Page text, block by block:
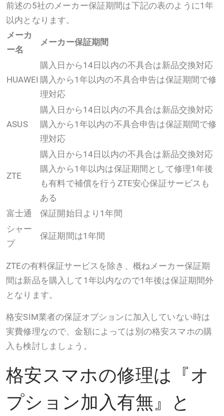
前述の5社のメーカー保証期間は下記の表のように1年
以内となります。
メーカ
ー名
メーカー保証期間
HUAWEI
購入日から14日以内の不具合は新品交換対応
購入から1年以内の不具合申告は保証期間で修
理対応
ASUS
購入日から14日以内の不具合は新品交換対応
購入から1年以内の不具合申告は保証期間で修
理対応
ZTE
購入日から14日以内の不具合は新品交換対応
購入から1年以内は保証期間として修理1年後
も有料で補償を行うZTE安心保証サービスも
ある
富士通
保証開始日より1年間
シャー
プ
保証期間は1年間
ZTEの有料保証サービスを除き、概ねメーカー保証期
間は新品を購入して1年以内なので1年後は保証期間外
となります。
格安SIM業者の保証オプションに加入していない時は
実費修理なので、金額によっては別の格安スマホの購
入も検討しましょう。
格安スマホの修理は『オ
プション加入有無』と